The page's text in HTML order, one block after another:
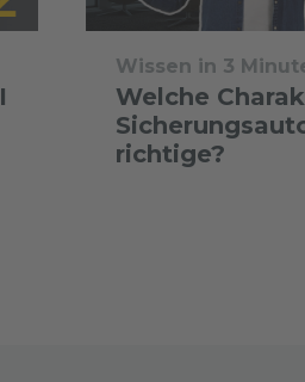
Wissen in 3
Welche
richtige?